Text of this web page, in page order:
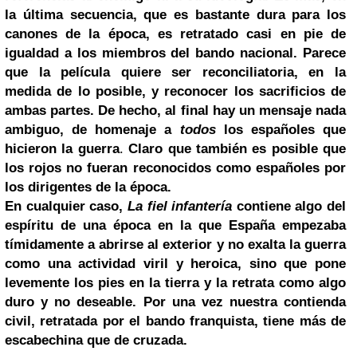
la última secuencia, que es bastante dura para los
canones de la época, es retratado casi en pie de
igualdad a los miembros del bando nacional. Parece
que la película quiere ser reconciliatoria, en la
medida de lo posible, y reconocer los sacrificios de
ambas partes. De hecho, al final hay un mensaje nada
ambiguo, de homenaje a todoslos españoles que
hicieron la guerra.Claro que también es posible que
los rojos no fueran reconocidos como españoles por
los dirigentes de la época.
En cualquier caso, La fiel infantería contiene algo del
espíritu de una época en la que España empezaba
tímidamente a abrirse al exterior y no exalta la guerra
como una actividad viril y heroica, sino que pone
levemente los pies en la tierra y la retrata como algo
duro y no deseable. Por una vez nuestra contienda
civil, retratada por el bando franquista, tiene más de
escabechina que de cruzada.